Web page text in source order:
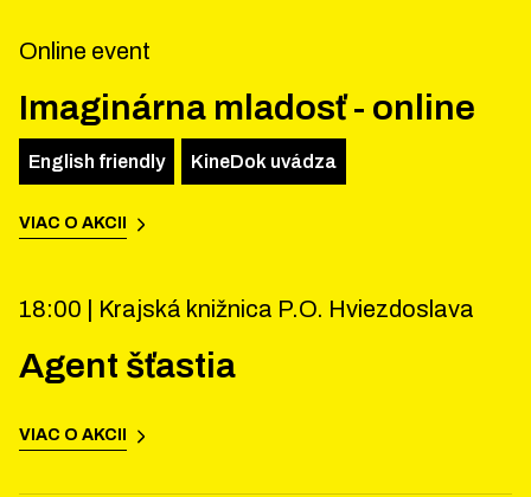
Online event
Imaginárna mladosť - online
English friendly KineDok uvádza
VIAC O AKCII
18:00 | Krajská knižnica P.O. Hviezdoslava
Agent šťastia
VIAC O AKCII